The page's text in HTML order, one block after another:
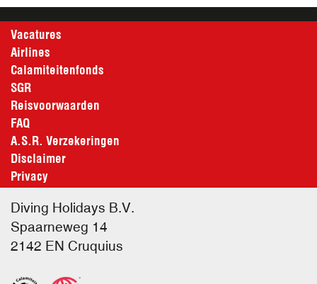
Vacatures
Airlines
Calamiteitenfonds
SGR
Reisvoorwaarden
FAQ
A.S.R. Verzekeringen
Disclaimer
Privacy
Diving Holidays B.V.
Spaarneweg 14
2142 EN Cruquius